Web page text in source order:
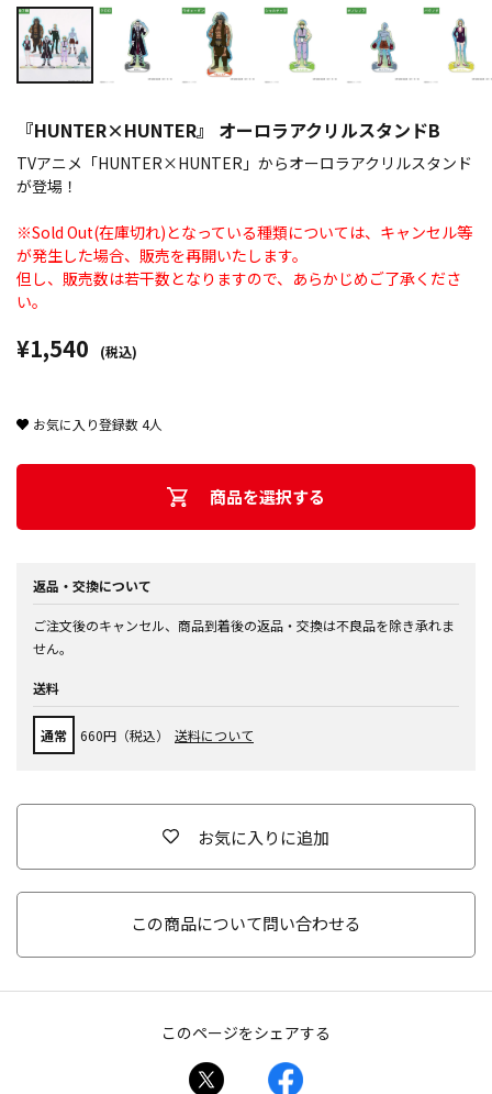
『HUNTER×HUNTER』 オーロラアクリルスタンドB
TVアニメ「HUNTER×HUNTER」からオーロラアクリルスタンド
が登場！
※Sold Out(在庫切れ)となっている種類については、キャンセル等
が発生した場合、販売を再開いたします。
但し、販売数は若干数となりますので、あらかじめご了承くださ
い。
¥1,540 (税込)
お気に入り登録数4人
商品を選択する
返品・交換について
ご注文後のキャンセル、商品到着後の返品・交換は不良品を除き承れま
せん。
送料
通常 660円（税込） 送料について
お気に入りに追加
この商品について問い合わせる
このページをシェアする